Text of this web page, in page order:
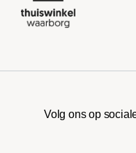
Volg ons op